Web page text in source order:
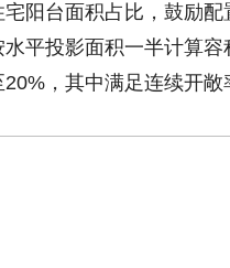
阳台面积占比，鼓励
平投影面积一半计算
，其中满足连续开敞